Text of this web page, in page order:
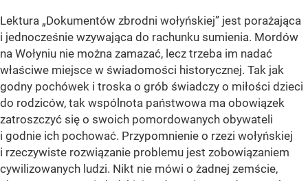
Lektura „Dokumentów zbrodni wołyńskiej” jest porażająca
i jednocześnie wzywająca do rachunku sumienia. Mordów
na Wołyniu nie można zamazać, lecz trzeba im nadać
właściwe miejsce w świadomości historycznej. Tak jak
godny pochówek i troska o grób świadczy o miłości dzieci
do rodziców, tak wspólnota państwowa ma obowiązek
zatroszczyć się o swoich pomordowanych obywateli
i godnie ich pochować. Przypomnienie o rzezi wołyńskiej
i rzeczywiste rozwiązanie problemu jest zobowiązaniem
cywilizowanych ludzi. Nikt nie mówi o żadnej zemście,